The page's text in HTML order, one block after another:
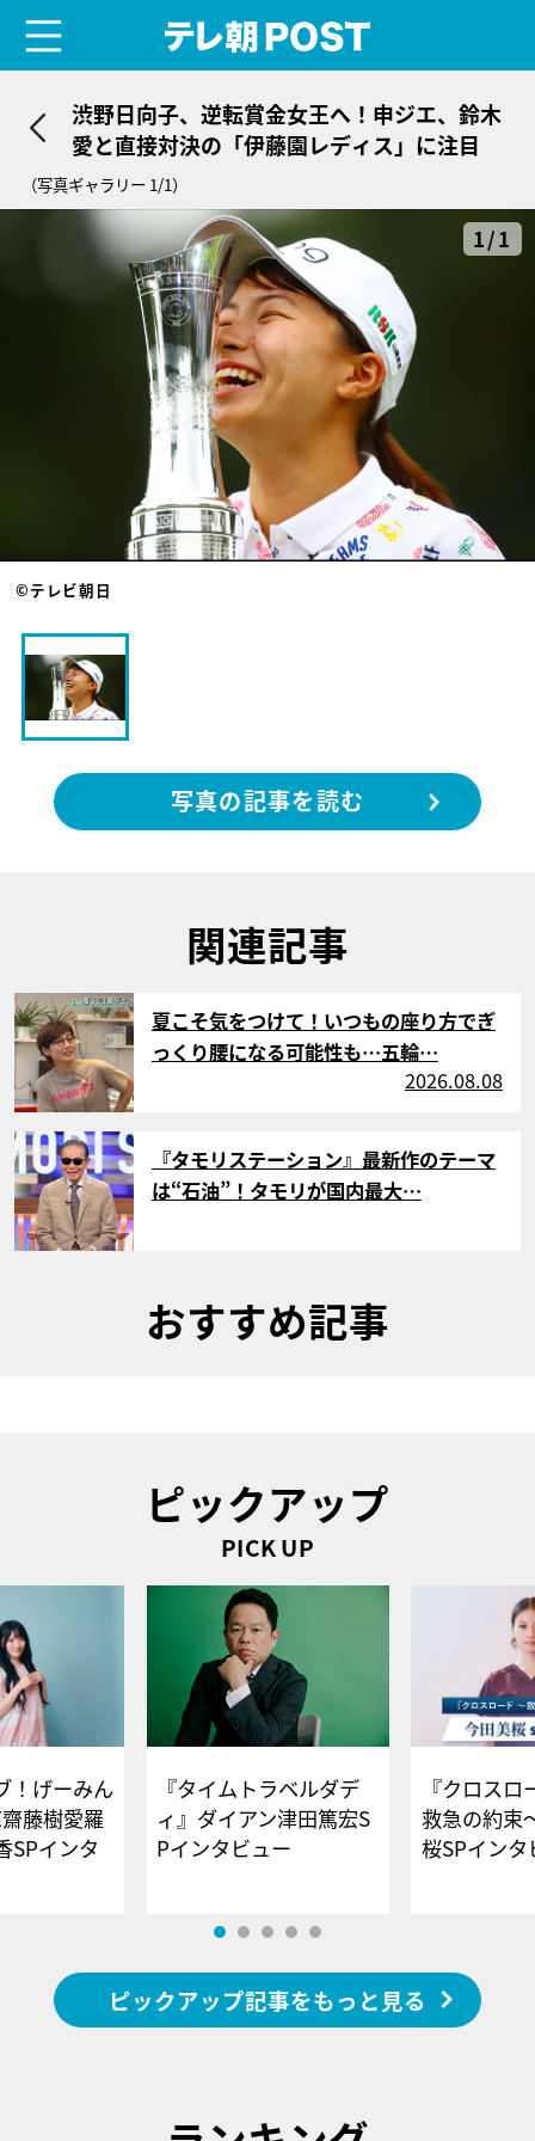
渋野日向子、逆転賞金女王へ！申ジエ、鈴木
愛と直接対決の「伊藤園レディス」に注目
（写真ギャラリー 1/1）
1/1
©テレビ朝日
写真の記事を読む
関連記事
サムネイル
夏こそ気をつけて！いつもの座り方でぎ
っくり腰になる可能性も…五輪…
2026.08.08
サムネイル
『タモリステーション』最新作のテーマ
は“石油”！タモリが国内最大…
おすすめ記事
ピックアップ
PICK UP
！げーみん
藤樹愛羅
SPインタ
『タイムトラベルダデ
ィ』ダイアン津田篤宏S
Pインタビュー
『クロス
救急の約束
桜SPイ
ピックアップ記事をもっと見る